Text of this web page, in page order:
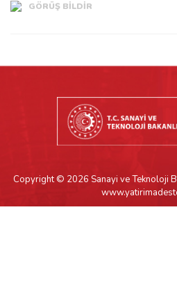
GÖRÜŞ BİLDİR
Copyright © 2026 Sanayi ve Teknoloji